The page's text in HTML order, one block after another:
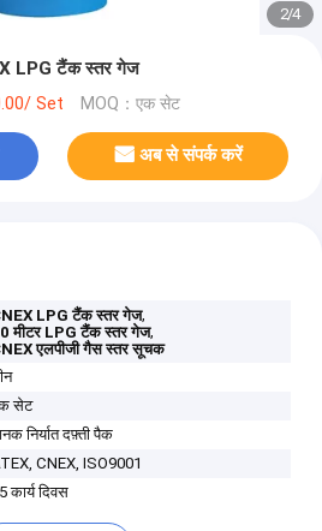
2/4
LPG टैंक स्तर गेज
Set MOQ：एक सेट
अब से संपर्क करें
LPG टैंक स्तर गेज,
मीटर LPG टैंक स्तर गेज,
एलपीजी गैस स्तर सूचक
सेट
निर्यात दफ़्ती पैक
CNEX, ISO9001
कार्य दिवस